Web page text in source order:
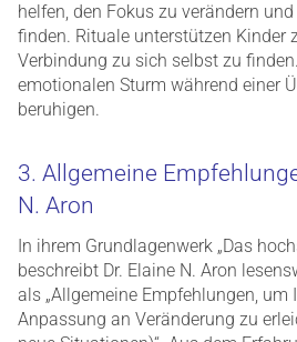
helfen, den Fokus zu verändern
finden. Rituale unterstützen Kinder
Verbindung zu sich selbst zu
emotionalen Sturm während einer
beruhigen.
3. Allgemeine
N. Aron
In ihrem Grundlagenwerk „Das
beschreibt Dr. Elaine N. Aron
als „Allgemeine Empfehlungen, um
Anpassung an Veränderung zu